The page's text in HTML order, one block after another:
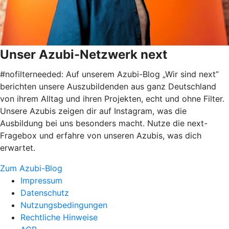
Unser Azubi-Netzwerk next
#nofilterneeded: Auf unserem Azubi-Blog „Wir sind next”
berichten unsere Auszubildenden aus ganz Deutschland
von ihrem Alltag und ihren Projekten, echt und ohne Filter.
Unsere Azubis zeigen dir auf Instagram, was die
Ausbildung bei uns besonders macht. Nutze die next-
Fragebox und erfahre von unseren Azubis, was dich
erwartet.
Zum Azubi-Blog
Impressum
Datenschutz
Nutzungsbedingungen
Rechtliche Hinweise